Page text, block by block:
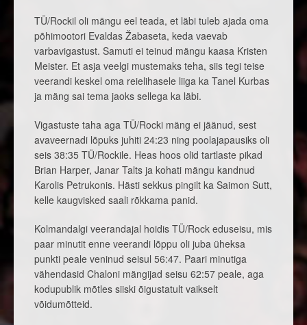
TÜ/Rockil oli mängu eel teada, et läbi tuleb ajada oma
põhimootori Evaldas Žabaseta, keda vaevab
varbavigastust. Samuti ei teinud mängu kaasa Kristen
Meister. Et asja veelgi mustemaks teha, siis tegi teise
veerandi keskel oma reielihasele liiga ka Tanel Kurbas
ja mäng sai tema jaoks sellega ka läbi.
Vigastuste taha aga TÜ/Rocki mäng ei jäänud, sest
avaveernadi lõpuks juhiti 24:23 ning poolajapausiks oli
seis 38:35 TÜ/Rockile. Heas hoos olid tartlaste pikad
Brian Harper, Janar Talts ja kohati mängu kandnud
Karolis Petrukonis. Hästi sekkus pingilt ka Saimon Sutt,
kelle kaugvisked saali rõkkama panid.
Kolmandalgi veerandajal hoidis TÜ/Rock eduseisu, mis
paar minutit enne veerandi lõppu oli juba üheksa
punkti peale veninud seisul 56:47. Paari minutiga
vähendasid Chaloni mängijad seisu 62:57 peale, aga
kodupublik mõtles siiski õigustatult vaikselt
võidumõtteid.